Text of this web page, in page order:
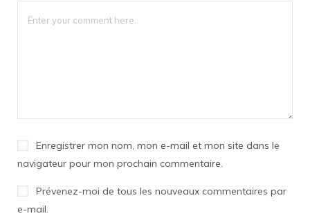
Enregistrer mon nom, mon e-mail et mon site dans le
navigateur pour mon prochain commentaire.
Prévenez-moi de tous les nouveaux commentaires par
e-mail.